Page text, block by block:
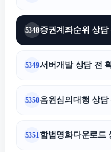
5348증권계좌순위 상담
5349서버개발 상담 전
5350음원심의대행 상담
5351 합법영화다운로드